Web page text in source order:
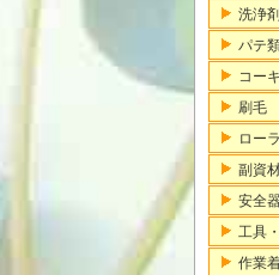
洗浄剤
パテ
コー
刷毛
ロー
副資
安全
工具
作業